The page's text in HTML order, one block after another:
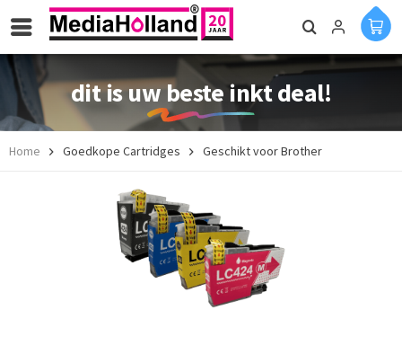
dit is uw beste inkt deal!
Home Goedkope Cartridges Geschikt voor Brother